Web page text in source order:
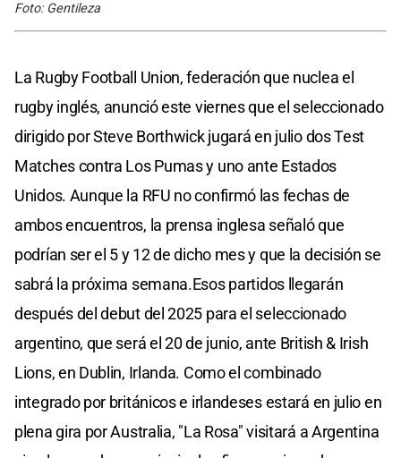
Foto: Gentileza
La Rugby Football Union, federación que nuclea el
rugby inglés, anunció este viernes que el seleccionado
dirigido por Steve Borthwick jugará en julio dos Test
Matches contra Los Pumas y uno ante Estados
Unidos. Aunque la RFU no confirmó las fechas de
ambos encuentros, la prensa inglesa señaló que
podrían ser el 5 y 12 de dicho mes y que la decisión se
sabrá la próxima semana.Esos partidos llegarán
después del debut del 2025 para el seleccionado
argentino, que será el 20 de junio, ante British & Irish
Lions, en Dublin, Irlanda. Como el combinado
integrado por británicos e irlandeses estará en julio en
plena gira por Australia, "La Rosa" visitará a Argentina